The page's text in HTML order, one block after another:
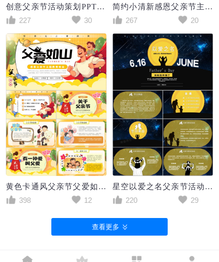
创意父亲节活动策划PPT模板
227
30
简约小清新感恩父亲节主题班会PPT模板
267
20
黄色卡通风父亲节父爱如山PPT模板
398
12
星空以爱之名父亲节活动策划PPT模板
220
29
查看更多